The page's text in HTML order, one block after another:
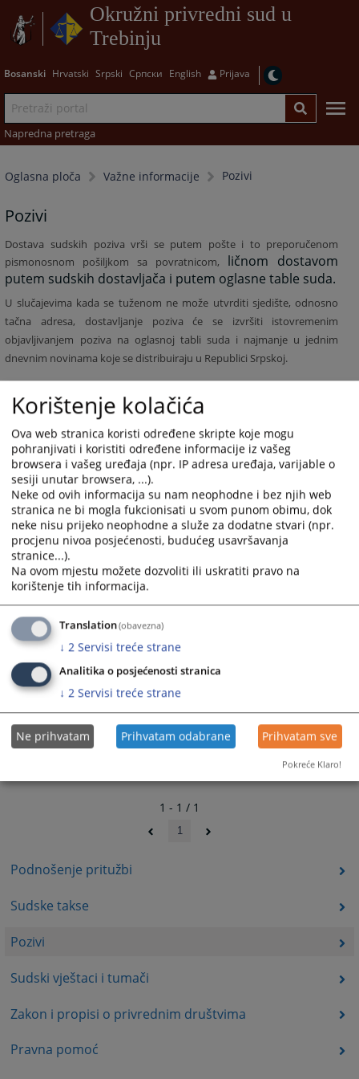
Okružni privredni sud u
Trebinju
Bosanski Hrvatski Srpski Српски English Prijava
Napredna pretraga
Oglasna ploča Važne informacije Pozivi
Podnošenje pritužbi
Sudske takse
Pozivi
Sudski vještaci i tumači
Zakon i propisi o privrednim društvima
Pravna pomoć
Pozivi
Dostava sudskih poziva vrši se putem pošte i to preporučenom
pismonosnom pošiljkom sa povratnicom, ličnom dostavom
putem sudskih dostavljača i putem oglasne table suda.
U slučajevima kada se tuženom ne može utvrditi sjedište, odnosno
tačna adresa, dostavljanje poziva će se izvršiti istovremenim
objavljivanjem poziva na oglasnoj tabli suda i najmanje u jednim
dnevnim novinama koje se distribuiraju u Republici Srpskoj.
1661 PREGLEDA
1 - 1 / 1
1
Korištenje kolačića
Ova web stranica koristi određene skripte koje mogu
pohranjivati i koristiti određene informacije iz vašeg
browsera i vašeg uređaja (npr. IP adresa uređaja, varijable o
sesiji unutar browsera, ...).
Neke od ovih informacija su nam neophodne i bez njih web
stranica ne bi mogla fukcionisati u svom punom obimu, dok
neke nisu prijeko neophodne a služe za dodatne stvari (npr.
procjenu nivoa posjećenosti, budućeg usavršavanja
stranice...).
Na ovom mjestu možete dozvoliti ili uskratiti pravo na
korištenje tih informacija.
Translation(obavezna)
↓ 2 Servisi treće strane
Analitika o posjećenosti stranica
↓ 2 Servisi treće strane
Ne prihvatam Prihvatam odabrane Prihvatam sve
Pokreće Klaro!